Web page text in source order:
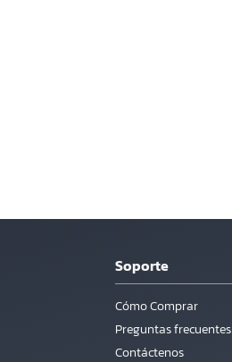
Soporte
Cómo Comprar
Preguntas frecuentes
Contáctenos